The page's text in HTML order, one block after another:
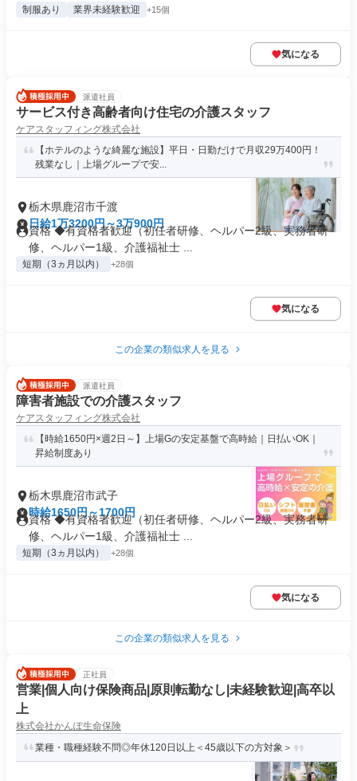
制服あり 業界未経験歓迎 +15個
気になる
派遣社員
サービス付き高齢者向け住宅の介護スタッフ
ケアスタッフィング株式会社
【ホテルのような綺麗な施設】平日・日勤だけで月収29万400円！
残業なし｜上場グループで安...
栃木県鹿沼市千渡
日給1万3200円～3万900円
資格 ◆有資格者歓迎（初任者研修、ヘルパー2級、実務者研
修、ヘルパー1級、介護福祉士 ...
短期（3ヵ月以内） +28個
気になる
この企業の類似求人を見る
派遣社員
障害者施設での介護スタッフ
ケアスタッフィング株式会社
【時給1650円×週2日～】上場Gの安定基盤で高時給｜日払いOK｜
昇給制度あり
栃木県鹿沼市武子
時給1650円～1700円
資格 ◆有資格者歓迎（初任者研修、ヘルパー2級、実務者研
修、ヘルパー1級、介護福祉士 ...
短期（3ヵ月以内） +28個
気になる
この企業の類似求人を見る
正社員
営業|個人向け保険商品|原則転勤なし|未経験歓迎|高卒以
上
株式会社かんぽ生命保険
業種・職種経験不問◎年休120日以上＜45歳以下の方対象＞